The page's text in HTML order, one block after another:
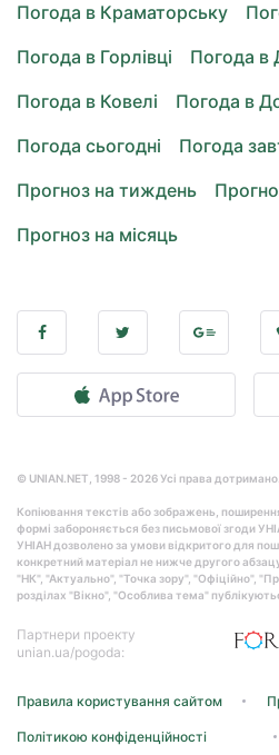
Погода в Краматорську
Погода в Горлівці
Погода в
Погода в Ковелі
Погода в
Погода сьогодні
Погода
Прогноз на тиждень
Прогноз на місяць
© UNIAN.NET, 1998 - 2026 Усі права дотримано.
Копіювання текстів або зображень,
формі забороняється без письмової згоди
УНІАН дозволено за умови відкритого для
конкретний матеріал не нижче другого
"НК", "Актуально", "Точка зору", "Офіційно",
розділах "Вікно", "Особлива тема"
Партнери проекту
unian.ua/pogoda:
Правила користування сайтом
Політикою конфіденційності